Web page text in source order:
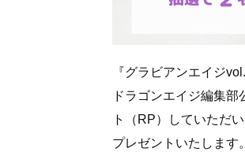
『グラビアンエイジ
ドラゴンエイジ編集
ト（RP）していただ
プレゼントいたします。